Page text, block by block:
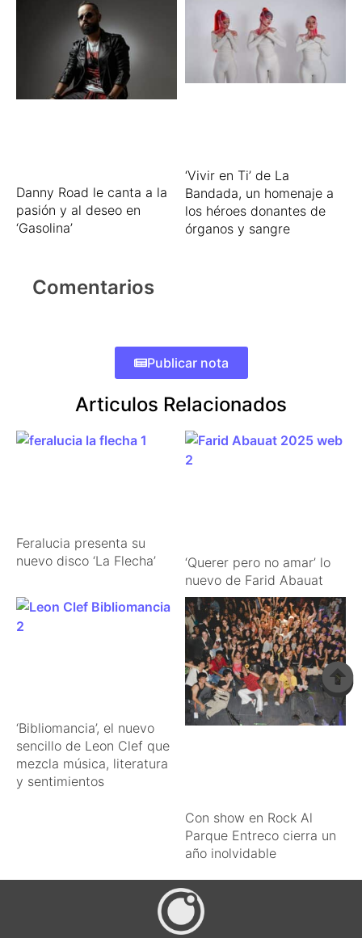
Danny Road le canta a la
pasión y al deseo en
‘Gasolina’
‘Vivir en Ti’ de La
Bandada, un homenaje a
los héroes donantes de
órganos y sangre
Comentarios
Publicar nota
Articulos Relacionados
Feralucia presenta su
nuevo disco ‘La Flecha’
‘Querer pero no amar’ lo
nuevo de Farid Abauat
‘Bibliomancia’, el nuevo
sencillo de Leon Clef que
mezcla música, literatura
y sentimientos
Con show en Rock Al
Parque Entreco cierra un
año inolvidable